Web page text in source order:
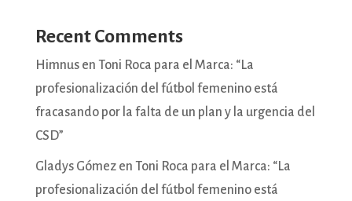
Recent Comments
Himnusen Toni Roca para el Marca: “La
profesionalización del fútbol femenino está
fracasando por la falta de un plan y la urgencia del
CSD”
Gladys Gómezen Toni Roca para el Marca: “La
profesionalización del fútbol femenino está